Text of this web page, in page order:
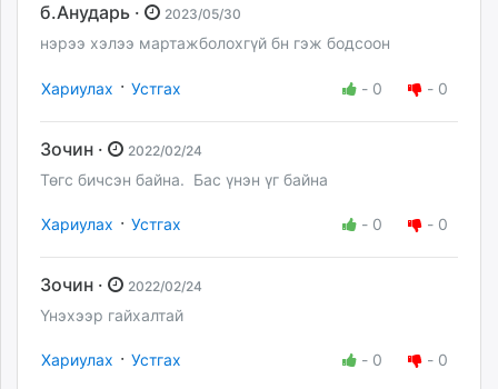
б.Анударь · 2023/05/30
нэрээ хэлээ мартажболохгүй бн гэж бодсоон
Хариулах · Устгах - 0 - 0
Зочин · 2022/02/24
Төгс бичсэн байна. Бас үнэн үг байна
Хариулах · Устгах - 0 - 0
Зочин · 2022/02/24
Үнэхээр гайхалтай
Хариулах · Устгах - 0 - 0